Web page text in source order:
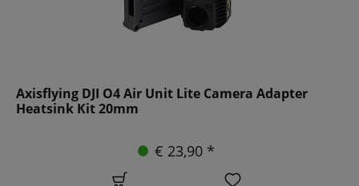
Axisflying DJI O4 Air Unit Lite Camera Adapter
Heatsink Kit 20mm
€ 23,90 *